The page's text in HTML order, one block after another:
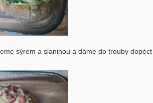
sýrem a slaninou a dáme do trouby dopéct